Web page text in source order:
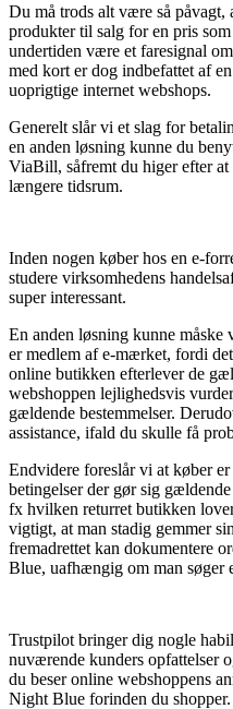
Du må trods alt være så påvagt,
produkter til salg for en pris
undertiden være et faresignal
med kort er dog indbefattet af
uoprigtige internet webshops.
Generelt slår vi et slag for
en anden løsning kunne du
ViaBill, såfremt du higer efter
længere tidsrum.
Inden nogen køber hos en e-
studere virksomhedens
super interessant.
En anden løsning kunne måske
er medlem af e-mærket, fordi
online butikken efterlever de
webshoppen lejlighedsvis
gældende bestemmelser.
assistance, ifald du skulle få
Endvidere foreslår vi at køber
betingelser der gør sig
fx hvilken returret butikken
vigtigt, at man stadig gemmer
fremadrettet kan dokumentere
Blue, uafhængig om man søger
Trustpilot bringer dig nogle
nuværende kunders opfattelser
du beser online webshoppens
Night Blue forinden du shopper.